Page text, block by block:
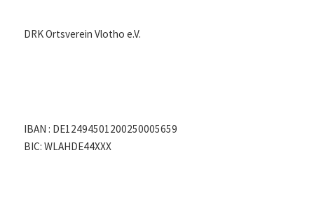
DRK Ortsverein Vlotho e.V.
IBAN : DE12494501200250005659
BIC: WLAHDE44XXX